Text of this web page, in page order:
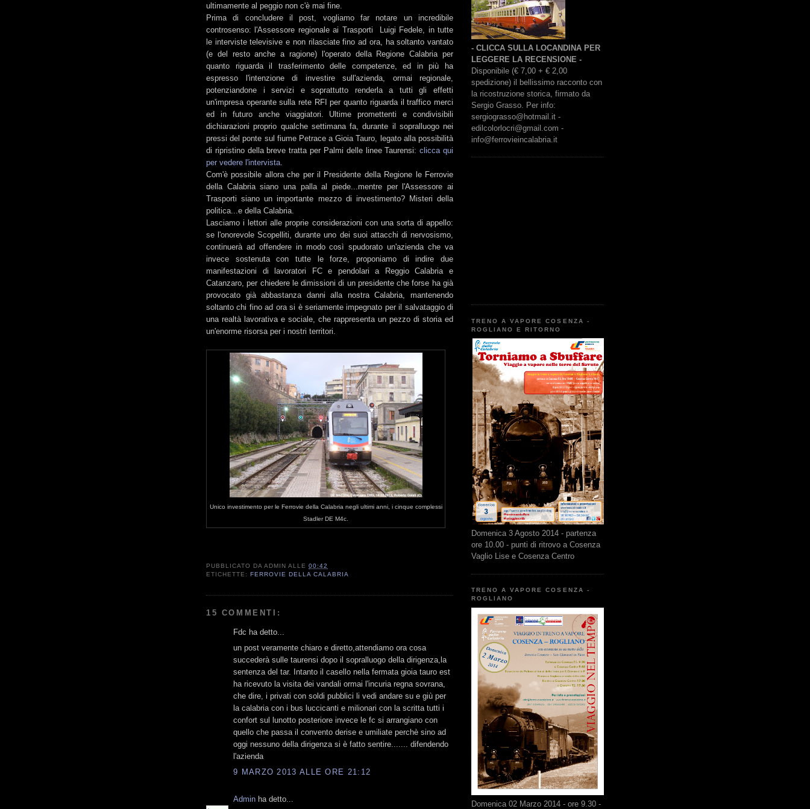
ultimamente al peggio non c'è mai fine.
Prima di concludere il post, vogliamo far notare un incredibile
controsenso: l'Assessore regionale ai Trasporti Luigi Fedele, in tutte
le interviste televisive e non rilasciate fino ad ora, ha soltanto vantato
(e del resto anche a ragione) l'operato della Regione Calabria per
quanto riguarda il trasferimento delle competenze, ed in più ha
espresso l'intenzione di investire sull'azienda, ormai regionale,
potenziandone i servizi e soprattutto renderla a tutti gli effetti
un'impresa operante sulla rete RFI per quanto riguarda il traffico merci
ed in futuro anche viaggiatori. Ultime promettenti e condivisibili
dichiarazioni proprio qualche settimana fa, durante il sopralluogo nei
pressi del ponte sul fiume Petrace a Gioia Tauro, legato alla possibilità
di ripristino della breve tratta per Palmi delle linee Taurensi: clicca qui
per vedere l'intervista
Com'è possibile allora che per il Presidente della Regione le Ferrovie
della Calabria siano una palla al piede...mentre per l'Assessore ai
Trasporti siano un importante mezzo di investimento? Misteri della
politica...e della Calabria.
Lasciamo i lettori alle proprie considerazioni con una sorta di appello:
se l'onorevole Scopelliti, durante uno dei suoi attacchi di nervosismo,
continuerà ad offendere in modo così spudorato un'azienda che va
invece sostenuta con tutte le forze, proponiamo di indire due
manifestazioni di lavoratori FC e pendolari a Reggio Calabria e
Catanzaro, per chiedere le dimissioni di un presidente che forse ha già
provocato già abbastanza danni alla nostra Calabria, mantenendo
soltanto chi fino ad ora si è seriamente impegnato per il salvataggio di
una realtà lavorativa e sociale, che rappresenta un pezzo di storia ed
un'enorme risorsa per i nostri territori.
Unico investimento per le Ferrovie della Calabria negli ultimi anni, i cinque complessi
Stadler DE M4c.
PUBBLICATO DAADMIN ALLE00:42
ETICHETTE:FERROVIE DELLA CALABRIA
15 COMMENTI:
Fdc ha detto...
un post veramente chiaro e diretto,attendiamo ora cosa
succederà sulle taurensi dopo il sopralluogo della dirigenza,la
sentenza del tar. Intanto il casello nella fermata gioia tauro est
ha ricevuto la visita dei vandali ormai l'incuria regna sovrana,
che dire, i privati con soldi pubblici li vedi andare su e giù per
la calabria con i bus luccicanti e milionari con la scritta tutti i
confort sul lunotto posteriore invece le fc si arrangiano con
quello che passa il convento derise e umiliate perchè sino ad
oggi nessuno della dirigenza si è fatto sentire....... difendendo
l'azienda
9 MARZO 2013 ALLE ORE 21:12
Admin ha detto...
- CLICCA SULLA LOCANDINA PER
LEGGERE LA RECENSIONE -
Disponibile (€ 7,00 + € 2,00
spedizione) il bellissimo racconto con
la ricostruzione storica, firmato da
Sergio Grasso. Per info:
sergiograsso@hotmail.it -
edilcolorlocri@gmail.com -
info@ferrovieincalabria.it
TRENO A VAPORE COSENZA -
ROGLIANO E RITORNO
Domenica 3 Agosto 2014 - partenza
ore 10.00 - punti di ritrovo a Cosenza
Vaglio Lise e Cosenza Centro
TRENO A VAPORE COSENZA -
ROGLIANO
Domenica 02 Marzo 2014 - ore 9.30 -